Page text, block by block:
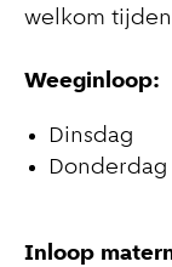
welkom
Weeginloop:
Dinsdag
Inloop